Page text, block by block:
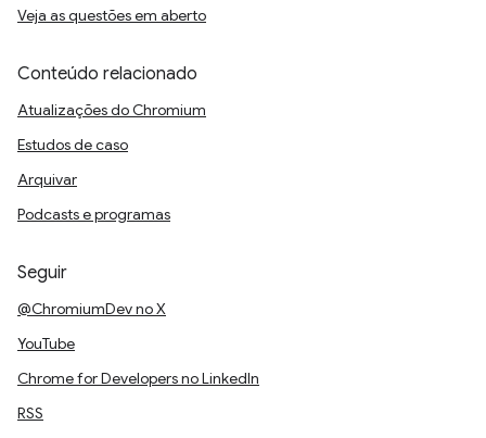
Veja as questões em aberto
Conteúdo relacionado
Atualizações do Chromium
Estudos de caso
Arquivar
Podcasts e programas
Seguir
@ChromiumDev no X
YouTube
Chrome for Developers no LinkedIn
RSS